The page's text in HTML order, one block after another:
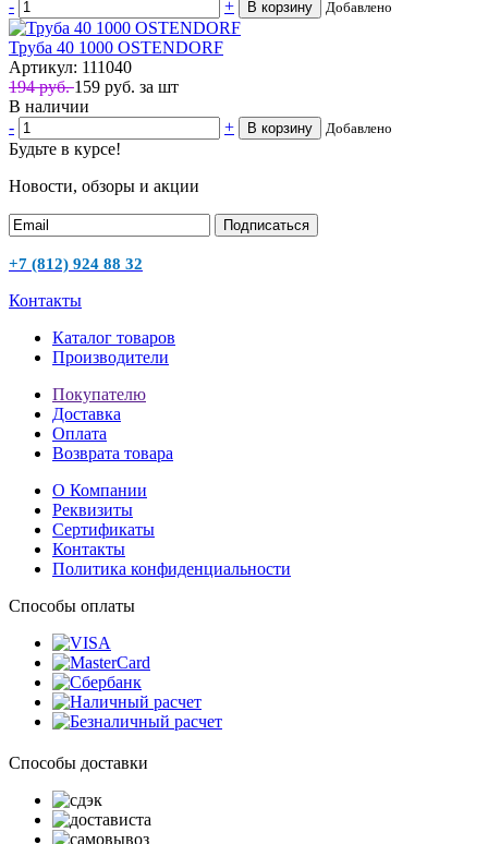
- + В корзину Добавлено
Труба 40 1000 OSTENDORF
Артикул: 111040
194 руб.159 руб. за шт
В наличии
-
+ В корзину Добавлено
Будьте в курсе!
Новости, обзоры и акции
Подписаться
+7 (812) 924 88 32
Контакты
Каталог товаров
Производители
Покупателю
Доставка
Оплата
Возврата товара
О Компании
Реквизиты
Сертификаты
Контакты
Политика конфиденциальности
Способы оплаты
Способы доставки